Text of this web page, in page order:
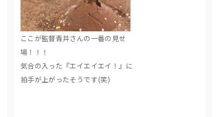
ここが監督青井さんの一番の見せ
場！！！
気合の入った『エイエイエイ！』に
拍手が上がったそうです(笑)